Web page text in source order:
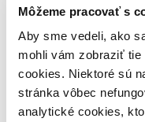
Môžeme pracovať s
Aby sme vedeli, ako
mohli vám zobraziť tie
cookies. Niektoré sú
stránka vôbec
analytické cookies,
predpredaj (0
dostupná (bez
vypredaných)
Nové / čítané
nová (0 titulov)
čítaná (0 titulov)